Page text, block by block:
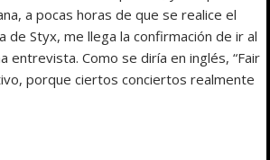
a pocas horas de que se realice el
de Styx, me llega la confirmación de ir al
entrevista. Como se diría en inglés, “Fair
porque ciertos conciertos realmente